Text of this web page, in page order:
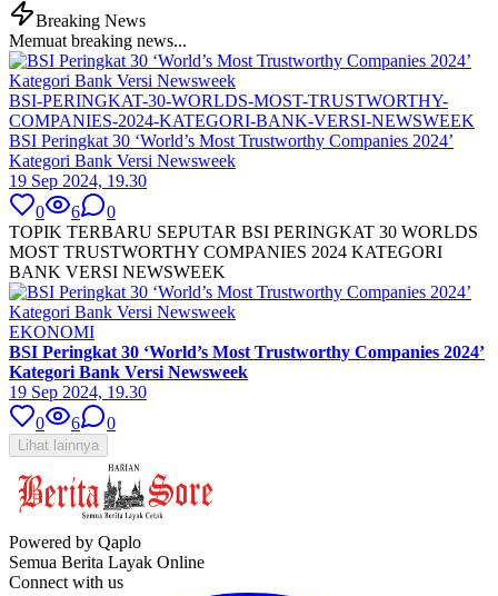
Breaking News
Memuat breaking news...
BSI-PERINGKAT-30-WORLDS-MOST-TRUSTWORTHY-
COMPANIES-2024-KATEGORI-BANK-VERSI-NEWSWEEK
BSI Peringkat 30 ‘World’s Most Trustworthy Companies 2024’
Kategori Bank Versi Newsweek
19 Sep 2024, 19.30
0
6
0
TOPIK TERBARU SEPUTAR BSI PERINGKAT 30 WORLDS
MOST TRUSTWORTHY COMPANIES 2024 KATEGORI
BANK VERSI NEWSWEEK
EKONOMI
BSI Peringkat 30 ‘World’s Most Trustworthy Companies 2024’
Kategori Bank Versi Newsweek
19 Sep 2024, 19.30
0
6 0
Lihat lainnya
Powered by Qaplo
Semua Berita Layak Online
Connect with us